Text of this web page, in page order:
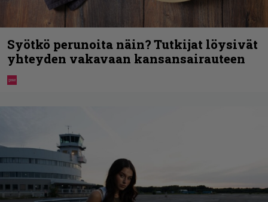
Syötkö perunoita näin? Tutkijat löysivät
yhteyden vakavaan kansansairauteen